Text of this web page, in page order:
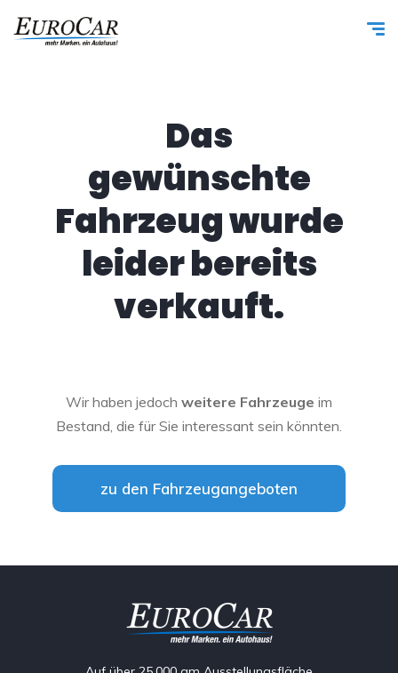
Das
gewünschte
Fahrzeug wurde
leider bereits
verkauft.
Wir haben jedoch weitere Fahrzeuge im
Bestand, die für Sie interessant sein könnten.
zu den Fahrzeugangeboten